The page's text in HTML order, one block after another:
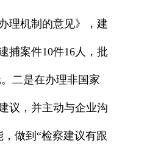
理机制的意见》，建
捕案件10件16人，批
二是在办理非国家
议，并主动与企业沟
做到“检察建议有跟